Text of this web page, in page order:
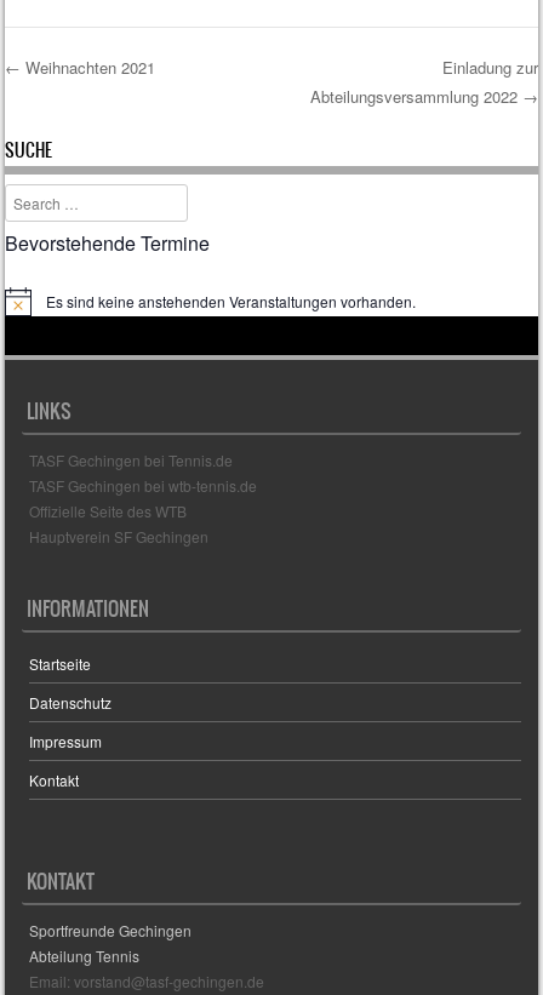
← Weihnachten 2021
Einladung zur
Abteilungsversammlung 2022 →
SUCHE
Search
Bevorstehende Termine
H
Es sind keine anstehenden Veranstaltungen vorhanden.
LINKS
TASF Gechingen bei Tennis.de
TASF Gechingen bei wtb-tennis.de
Offizielle Seite des WTB
Hauptverein SF Gechingen
INFORMATIONEN
Startseite
Datenschutz
Impressum
Kontakt
KONTAKT
Sportfreunde Gechingen
Abteilung Tennis
Email: vorstand@tasf-gechingen.de